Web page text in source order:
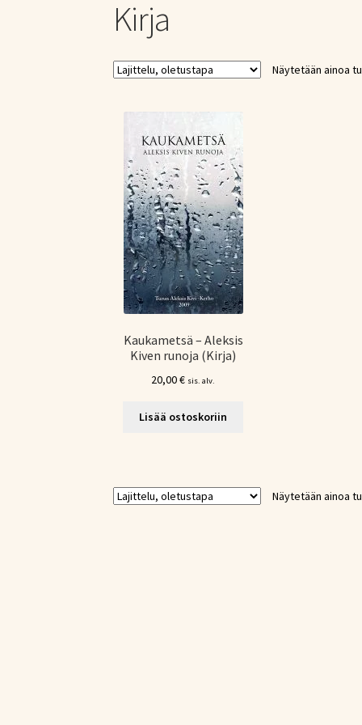
Kirja
Näytetään ainoa
Kaukametsä – Aleksis
Kiven runoja (Kirja)
20,00€ sis. alv.
Lisää ostoskoriin
Näytetään ainoa